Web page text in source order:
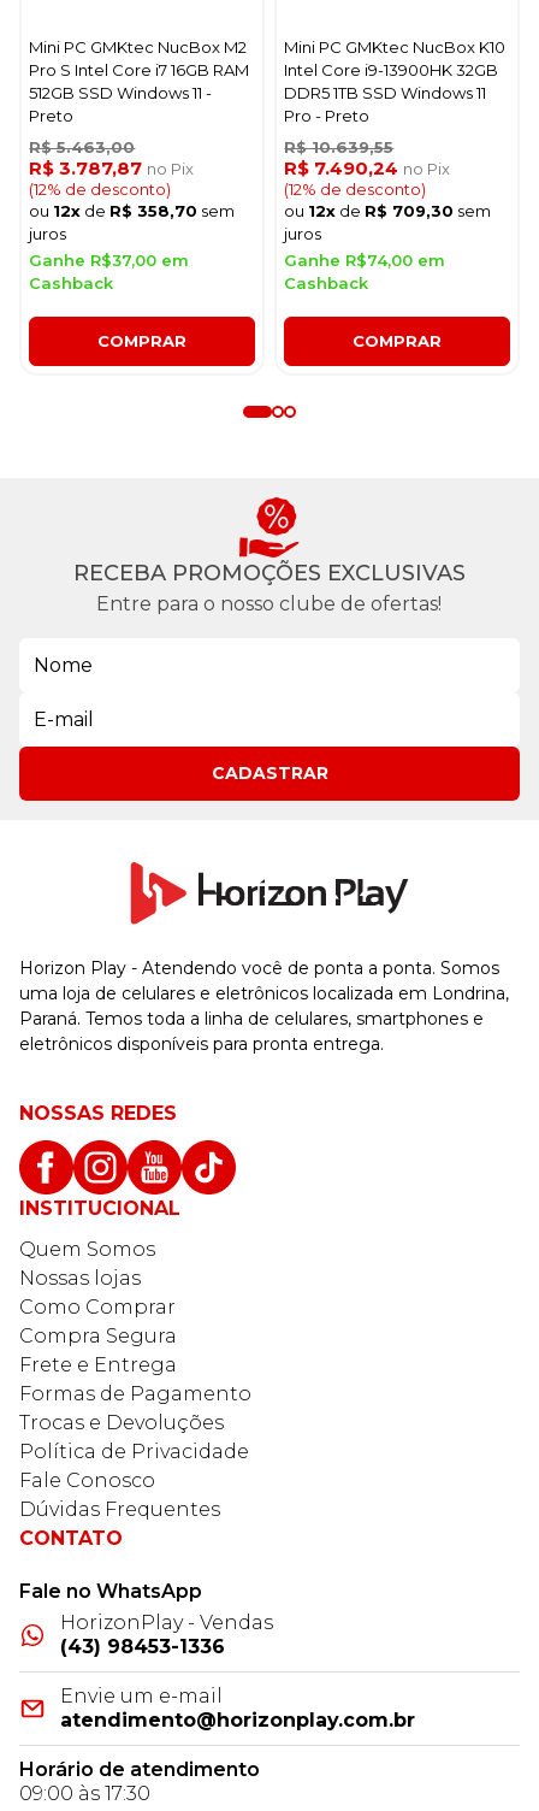
Mini PC GMKtec NucBox M2
Pro S Intel Core i7 16GB RAM
512GB SSD Windows 11 -
Preto
R$ 5.463,00
R$ 3.787,87 no Pix
(12% de desconto)
ou 12x de R$ 358,70 sem
juros
Ganhe R$37,00 em
Cashback
COMPRAR
Mini PC GMKtec NucBox K10
Intel Core i9-13900HK 32GB
DDR5 1TB SSD Windows 11
Pro - Preto
R$ 10.639,55
R$ 7.490,24 no Pix
(12% de desconto)
ou 12x de R$ 709,30 sem
juros
Ganhe R$74,00 em
Cashback
COMPRAR
RECEBA PROMOÇÕES EXCLUSIVAS
Entre para o nosso clube de ofertas!
CADASTRAR
Horizon Play - Atendendo você de ponta a ponta. Somos
uma loja de celulares e eletrônicos localizada em Londrina,
Paraná. Temos toda a linha de celulares, smartphones e
eletrônicos disponíveis para pronta entrega.
NOSSAS REDES
INSTITUCIONAL
Quem Somos
Nossas lojas
Como Comprar
Compra Segura
Frete e Entrega
Formas de Pagamento
Trocas e Devoluções
Política de Privacidade
Fale Conosco
Dúvidas Frequentes
CONTATO
Fale no WhatsApp
HorizonPlay - Vendas
(43) 98453-1336
Envie um e-mail
atendimento@horizonplay.com.br
Horário de atendimento
09:00 às 17:30